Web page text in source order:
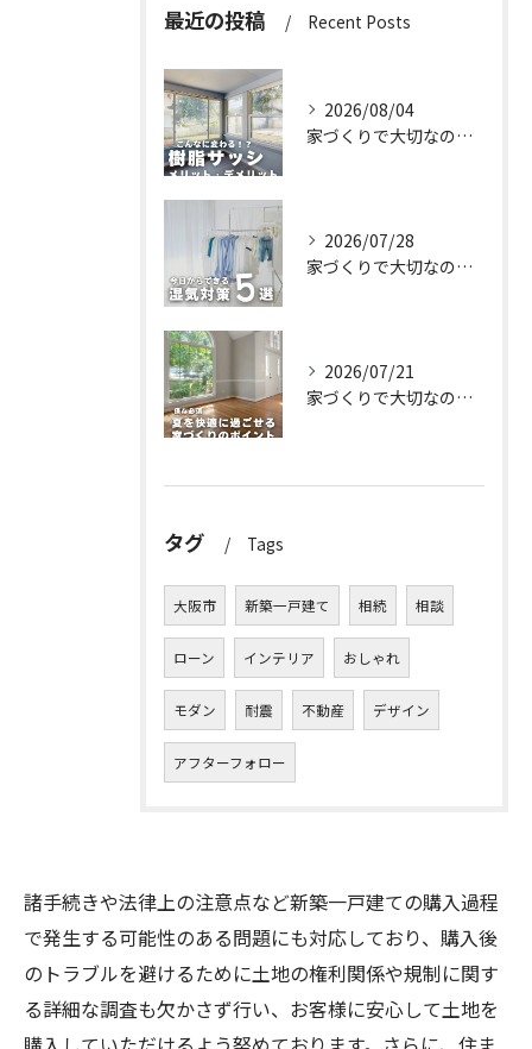
最近の投稿 Recent Posts
2026/08/04
家づくりで大切なのは、住んでからの快適さ🌿
2026/07/28
家づくりで大切なのは、住んでからの快適さ🌿
2026/07/21
家づくりで大切なのは、住んでからの快適さ🌿
タグ Tags
大阪市 新築一戸建て 相続 相談
ローン インテリア おしゃれ
モダン 耐震 不動産 デザイン
アフターフォロー
諸手続きや法律上の注意点など新築一戸建ての購入過程
で発生する可能性のある問題にも対応しており、購入後
のトラブルを避けるために土地の権利関係や規制に関す
る詳細な調査も欠かさず行い、お客様に安心して土地を